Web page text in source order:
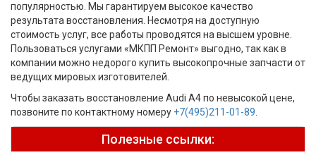
популярностью. Мы гарантируем высокое качество
результата восстановления. Несмотря на доступную
стоимость услуг, все работы проводятся на высшем уровне.
Пользоваться услугами «МКПП Ремонт» выгодно, так как в
компании можно недорого купить высокопрочные запчасти от
ведущих мировых изготовителей.
Чтобы заказать восстановление Audi А4 по невысокой цене,
позвоните по контактному номеру +7(495)211-01-89
Полезные ссылки: